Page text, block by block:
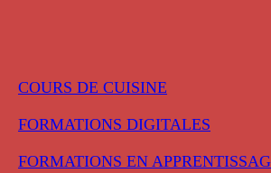
COURS DE CUISINE
FORMATIONS DIGITALES
FORMATIONS EN